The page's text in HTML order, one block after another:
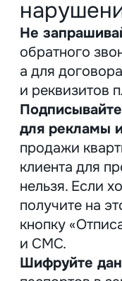
Вернуться в блог